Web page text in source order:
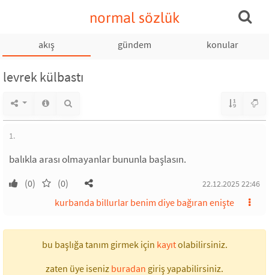
normal sözlük
akış gündem konular
levrek külbastı
1.
balıkla arası olmayanlar bununla başlasın.
(0) (0) 22.12.2025 22:46
kurbanda billurlar benim diye bağıran enişte
bu başlığa tanım girmek için kayıtolabilirsiniz.
zaten üye iseniz buradan giriş yapabilirsiniz.